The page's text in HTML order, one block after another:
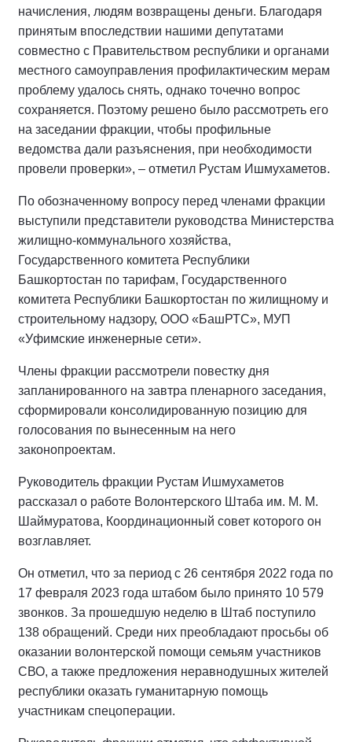
начисления, людям возвращены деньги. Благодаря
принятым впоследствии нашими депутатами
совместно с Правительством республики и органами
местного самоуправления профилактическим мерам
проблему удалось снять, однако точечно вопрос
сохраняется. Поэтому решено было рассмотреть его
на заседании фракции, чтобы профильные
ведомства дали разъяснения, при необходимости
провели проверки», – отметил Рустам Ишмухаметов.
По обозначенному вопросу перед членами фракции
выступили представители руководства Министерства
жилищно-коммунального хозяйства,
Государственного комитета Республики
Башкортостан по тарифам, Государственного
комитета Республики Башкортостан по жилищному и
строительному надзору, ООО «БашРТС», МУП
«Уфимские инженерные сети».
Члены фракции рассмотрели повестку дня
запланированного на завтра пленарного заседания,
сформировали консолидированную позицию для
голосования по вынесенным на него
законопроектам.
Руководитель фракции Рустам Ишмухаметов
рассказал о работе Волонтерского Штаба им. М. М.
Шаймуратова, Координационный совет которого он
возглавляет.
Он отметил, что за период с 26 сентября 2022 года по
17 февраля 2023 года штабом было принято 10 579
звонков. За прошедшую неделю в Штаб поступило
138 обращений. Среди них преобладают просьбы об
оказании волонтерской помощи семьям участников
СВО, а также предложения неравнодушных жителей
республики оказать гуманитарную помощь
участникам спецоперации.